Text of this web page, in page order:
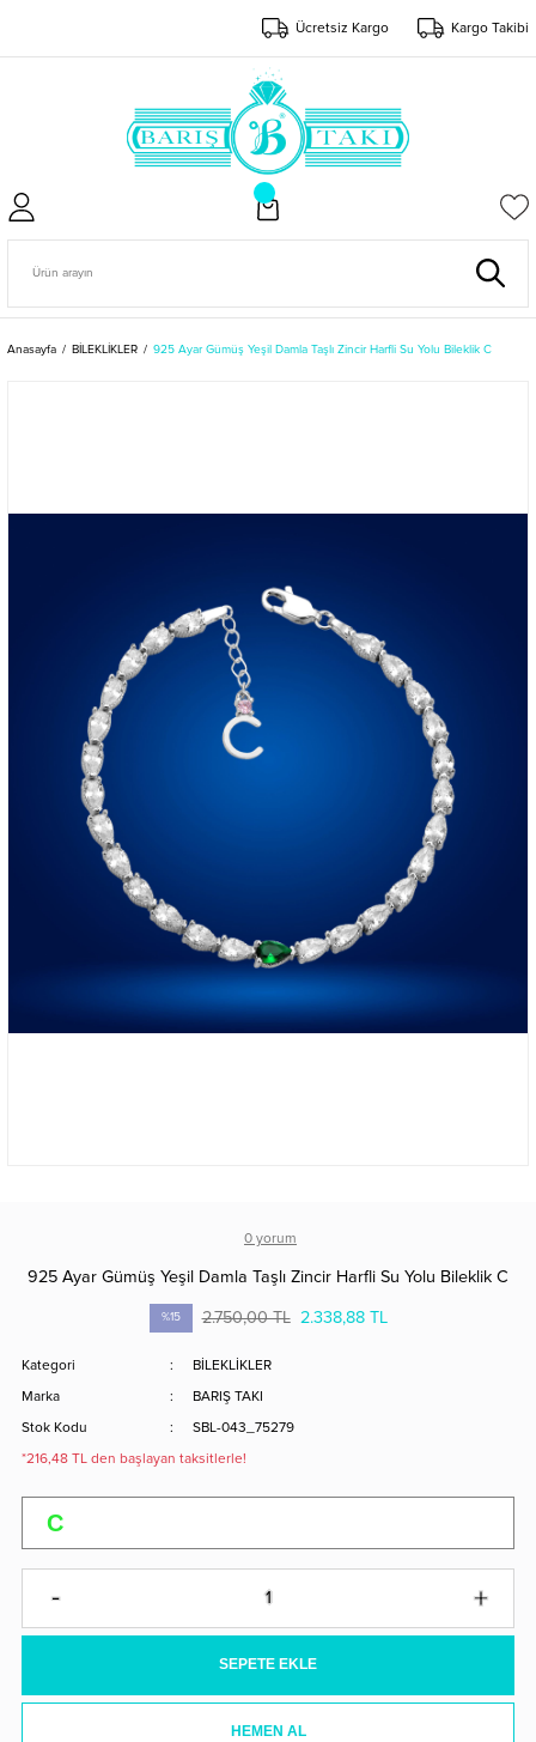
Ücretsiz Kargo Kargo Takibi
Anasayfa BİLEKLİKLER 925 Ayar Gümüş Yeşil Damla Taşlı Zincir Harfli Su Yolu Bileklik C
0 yorum
925 Ayar Gümüş Yeşil Damla Taşlı Zincir Harfli Su Yolu Bileklik C
%15 2.750,00 TL 2.338,88 TL
Kategori
BİLEKLİKLER
Marka
BARIŞ TAKI
Stok Kodu
SBL-043_75279
*216,48 TL den başlayan taksitlerle!
SEPETE EKLE
HEMEN AL